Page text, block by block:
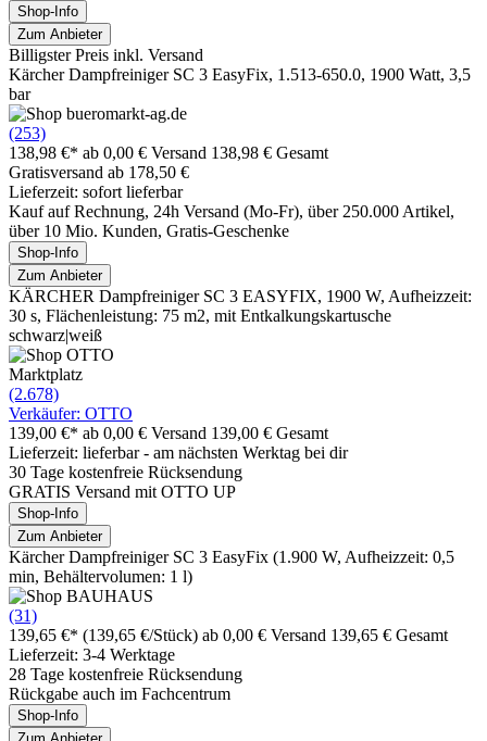
Shop-Info
Zum Anbieter
Billigster Preis inkl. Versand
Kärcher Dampfreiniger SC 3 EasyFix, 1.513-650.0, 1900 Watt, 3,5
bar
(253)
138,98 €* ab 0,00 € Versand 138,98 € Gesamt
Gratisversand ab 178,50 €
Lieferzeit: sofort lieferbar
Kauf auf Rechnung, 24h Versand (Mo-Fr), über 250.000 Artikel,
über 10 Mio. Kunden, Gratis-Geschenke
Shop-Info
Zum Anbieter
KÄRCHER Dampfreiniger SC 3 EASYFIX, 1900 W, Aufheizzeit:
30 s, Flächenleistung: 75 m2, mit Entkalkungskartusche
schwarz|weiß
Marktplatz
(2.678)
Verkäufer: OTTO
139,00 €* ab 0,00 € Versand 139,00 € Gesamt
Lieferzeit: lieferbar - am nächsten Werktag bei dir
30 Tage kostenfreie Rücksendung
GRATIS Versand mit OTTO UP
Shop-Info
Zum Anbieter
Kärcher Dampfreiniger SC 3 EasyFix (1.900 W, Aufheizzeit: 0,5
min, Behältervolumen: 1 l)
(31)
139,65 €* (139,65 €/Stück) ab 0,00 € Versand 139,65 € Gesamt
Lieferzeit: 3-4 Werktage
28 Tage kostenfreie Rücksendung
Rückgabe auch im Fachcentrum
Shop-Info